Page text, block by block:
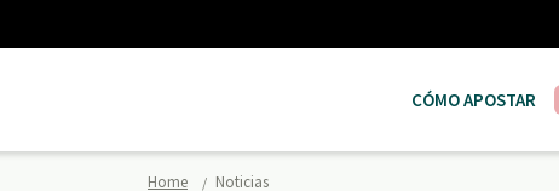
CÓMO APOSTAR
Home Noticias